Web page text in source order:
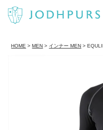
HOME MEN インナー MEN